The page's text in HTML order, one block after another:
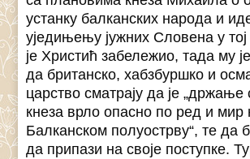
устанку балканских народа и
уједињењу јужних Словена у
је Христић забележио, тада му
да британско, хабзбуршко и
царство сматрају да је „држање
кнеза врло опасно по ред и мир
Балканском полуострву“, те да
да припази на своје поступке.